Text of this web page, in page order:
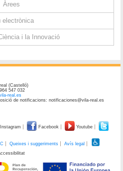
Àrees
electrònica
i la Innovació
(Castelló)
547 032
real.es
de notificacions: notificaciones@vila-real.es
Instagram Facebook Youtube
Queixes i suggeriments
Avís legal